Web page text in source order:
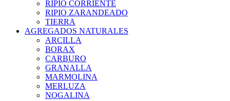
RIPIO CORRIENTE
RIPIO ZARANDEADO
TIERRA
AGREGADOS NATURALES
ARCILLA
BORAX
CARBURO
GRANALLA
MARMOLINA
MERLUZA
NOGALINA